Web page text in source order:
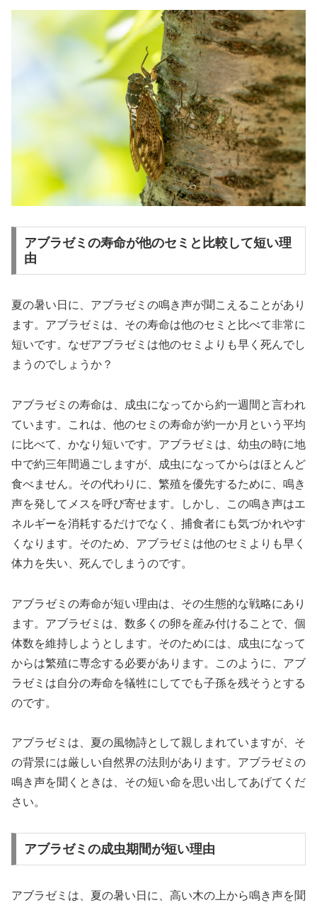
アブラゼミの寿命が他のセミと比較して短い理
由
夏の暑い日に、アブラゼミの鳴き声が聞こえることがあり
ます。アブラゼミは、その寿命は他のセミと比べて非常に
短いです。なぜアブラゼミは他のセミよりも早く死んでし
まうのでしょうか？
アブラゼミの寿命は、成虫になってから約一週間と言われ
ています。これは、他のセミの寿命が約一か月という平均
に比べて、かなり短いです。アブラゼミは、幼虫の時に地
中で約三年間過ごしますが、成虫になってからはほとんど
食べません。その代わりに、繁殖を優先するために、鳴き
声を発してメスを呼び寄せます。しかし、この鳴き声はエ
ネルギーを消耗するだけでなく、捕食者にも気づかれやす
くなります。そのため、アブラゼミは他のセミよりも早く
体力を失い、死んでしまうのです。
アブラゼミの寿命が短い理由は、その生態的な戦略にあり
ます。アブラゼミは、数多くの卵を産み付けることで、個
体数を維持しようとします。そのためには、成虫になって
からは繁殖に専念する必要があります。このように、アブ
ラゼミは自分の寿命を犠牲にしてでも子孫を残そうとする
のです。
アブラゼミは、夏の風物詩として親しまれていますが、そ
の背景には厳しい自然界の法則があります。アブラゼミの
鳴き声を聞くときは、その短い命を思い出してあげてくだ
さい。
アブラゼミの成虫期間が短い理由
アブラゼミは、夏の暑い日に、高い木の上から鳴き声を聞